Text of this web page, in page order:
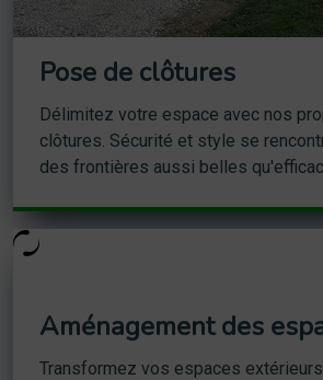
Pose de clôtures
Délimitez votre espace avec nos
clôtures. Sécurité et style se
des frontières aussi belles
Aménagement des
Transformez vos espaces